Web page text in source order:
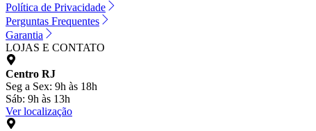
Política de Privacidade
Perguntas Frequentes
Garantia
LOJAS E CONTATO
Centro RJ
Seg a Sex: 9h às 18h
Sáb: 9h às 13h
Ver localização